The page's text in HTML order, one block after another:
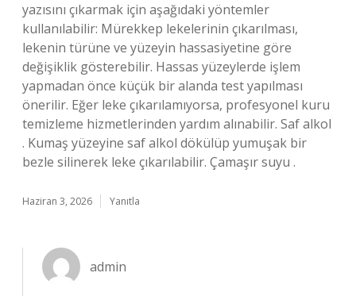
yazısını çıkarmak için aşağıdaki yöntemler
kullanılabilir: Mürekkep lekelerinin çıkarılması,
lekenin türüne ve yüzeyin hassasiyetine göre
değişiklik gösterebilir. Hassas yüzeylerde işlem
yapmadan önce küçük bir alanda test yapılması
önerilir. Eğer leke çıkarılamıyorsa, profesyonel kuru
temizleme hizmetlerinden yardım alınabilir. Saf alkol
. Kumaş yüzeyine saf alkol dökülüp yumuşak bir
bezle silinerek leke çıkarılabilir. Çamaşır suyu .
Haziran 3, 2026 Yanıtla
admin